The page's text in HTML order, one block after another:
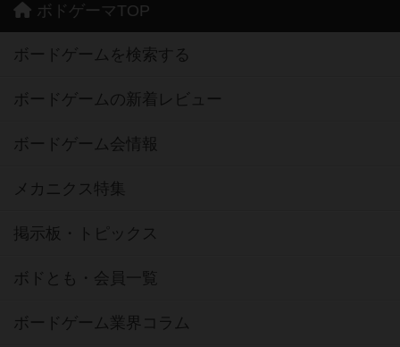
ボドゲーマTOP
ボードゲームを検索する
ボードゲームの新着レビュー
ボードゲーム会情報
メカニクス特集
掲示板・トピックス
ボドとも・会員一覧
ボードゲーム業界コラム